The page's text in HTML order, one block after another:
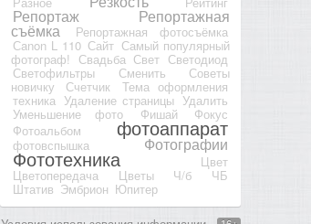
Репортаж Репортажная
съёмка Репортажная фотосъёмка
Сanon L 110 Сайт Самый популярный
фотограф! Свадьба Свет Светодиод
Светофильтры Сменить Советы
новичку Счетчик Тема оформления
техника Удаление страницы Удалить
Уменьшение фото Фишай
Фокус
Фотоальбом
фотоаппарат
фотовспышка Фотографии
Фототехника Цвет
Цветопередача Цветы Ч/б ЧБ
Штатив Эмбрион Юпитер